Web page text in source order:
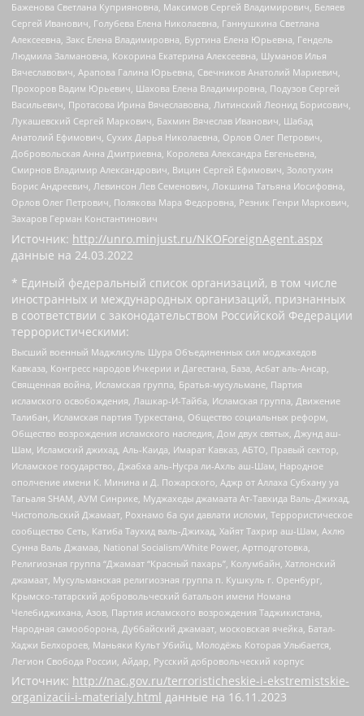
Баженова Светлана Куприяновна, Максимов Сергей Владимирович, Беляев
Сергей Иванович, Голубева Елена Николаевна, Ганнушкина Светлана
Алексеевна, Закс Елена Владимировна, Буртина Елена Юрьевна, Гендель
Людмила Залмановна, Кокорина Екатерина Алексеевна, Шуманов Илья
Вячеславович, Арапова Галина Юрьевна, Свечников Анатолий Мариевич,
Прохоров Вадим Юрьевич, Шахова Елена Владимировна, Подузов Сергей
Васильевич, Протасова Ирина Вячеславовна, Литинский Леонид Борисович,
Лукашевский Сергей Маркович, Бахмин Вячеслав Иванович, Шабад
Анатолий Ефимович, Сухих Дарья Николаевна, Орлов Олег Петрович,
Добровольская Анна Дмитриевна, Королева Александра Евгеньевна,
Смирнов Владимир Александрович, Вицин Сергей Ефимович, Золотухин
Борис Андреевич, Левинсон Лев Семенович, Локшина Татьяна Иосифовна,
Орлов Олег Петрович, Полякова Мара Федоровна, Резник Генри Маркович,
Захаров Герман Константинович
Источник: http://unro.minjust.ru/NKOForeignAgent.aspx
данные на 24.03.2022
* Единый федеральный список организаций, в том числе
иностранных и международных организаций, признанных
в соответствии с законодательством Российской Федерации
террористическими:
Высший военный Маджлисуль Шура Объединенных сил моджахедов
Кавказа, Конгресс народов Ичкерии и Дагестана, База, Асбат аль-Ансар,
Священная война, Исламская группа, Братья-мусульмане, Партия
исламского освобождения, Лашкар-И-Тайба, Исламская группа, Движение
Талибан, Исламская партия Туркестана, Общество социальных реформ,
Общество возрождения исламского наследия, Дом двух святых, Джунд аш-
Шам, Исламский джихад, Аль-Каида, Имарат Кавказ, АБТО, Правый сектор,
Исламское государство, Джабха аль-Нусра ли-Ахль аш-Шам, Народное
ополчение имени К. Минина и Д. Пожарского, Аджр от Аллаха Субхану уа
Тагьаля SHAM, АУМ Синрике, Муджахеды джамаата Ат-Тавхида Валь-Джихад,
Чистопольский Джамаат, Рохнамо ба суи давлати исломи, Террористическое
сообщество Сеть, Катиба Таухид валь-Джихад, Хайят Тахрир аш-Шам, Ахлю
Сунна Валь Джамаа, National Socialism/White Power, Артподготовка,
Религиозная группа “Джамаат “Красный пахарь”, Колумбайн, Хатлонский
джамаат, Мусульманская религиозная группа п. Кушкуль г. Оренбург,
Крымско-татарский добровольческий батальон имени Номана
Челебиджихана, Азов, Партия исламского возрождения Таджикистана,
Народная самооборона, Дуббайский джамаат, московская ячейка, Батал-
Хаджи Белхороев, Маньяки Культ Убийц, Молодёжь Которая Улыбается,
Легион Свобода России, Айдар, Русский добровольческий корпус
Источник: http://nac.gov.ru/terroristicheskie-i-ekstremistskie-
organizacii-i-materialy.html данные на 16.11.2023